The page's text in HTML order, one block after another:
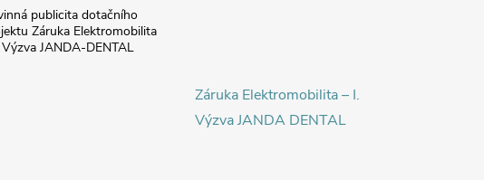
publicita dotačního
Záruka Elektromobilita
JANDA-DENTAL
Záruka Elektromobilita – I.
Výzva JANDA DENTAL